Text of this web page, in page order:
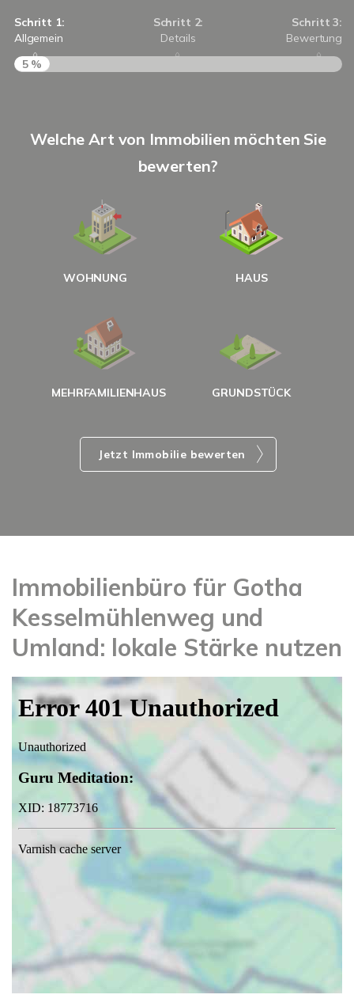
Schritt 1:
Allgemein
Schritt 2:
Details
Schritt 3:
Bewertung
5 %
Welche Art von Immobilien möchten Sie
bewerten?
WOHNUNG HAUS
MEHRFAMILIENHAUS GRUNDSTÜCK
Jetzt Immobilie bewerten
Immobilienbüro für Gotha
Kesselmühlenweg und
Umland: lokale Stärke nutzen